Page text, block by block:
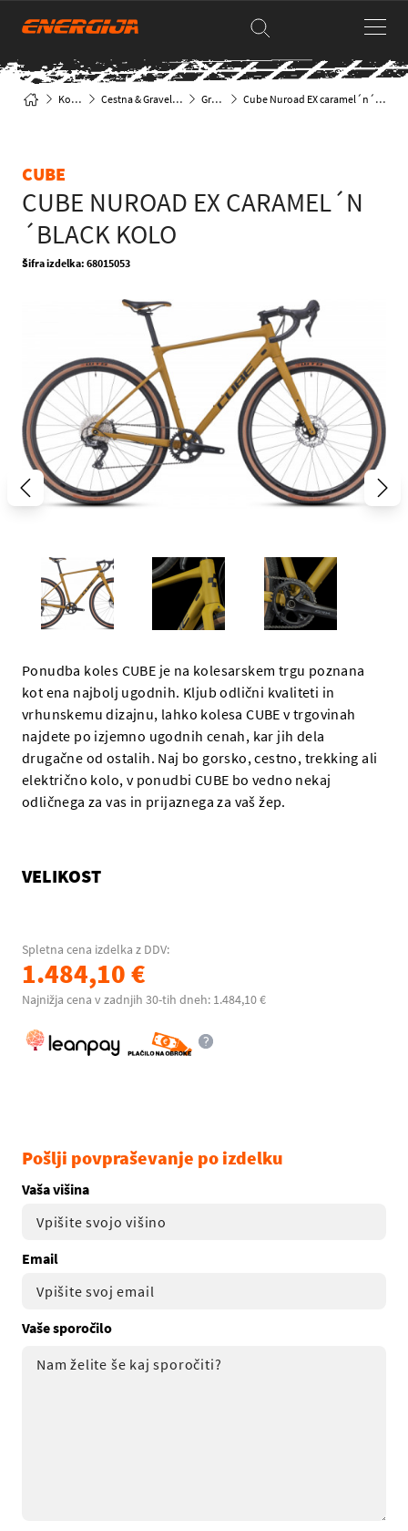
Kolesa Cestna & Gravel kolesa Gravel Cube Nuroad EX caramel´n´black kolo
CUBE
CUBE NUROAD EX CARAMEL´N
´BLACK KOLO
Šifra izdelka: 68015053
Ponudba koles CUBE je na kolesarskem trgu poznana
kot ena najbolj ugodnih. Kljub odlični kvaliteti in
vrhunskemu dizajnu, lahko kolesa CUBE v trgovinah
najdete po izjemno ugodnih cenah, kar jih dela
drugačne od ostalih. Naj bo gorsko, cestno, trekking ali
električno kolo, v ponudbi CUBE bo vedno nekaj
odličnega za vas in prijaznega za vaš žep.
VELIKOST
Spletna cena izdelka z DDV:
1.484,10 €
Najnižja cena v zadnjih 30-tih dneh: 1.484,10 €
Pošlji povpraševanje po izdelku
Vaša višina
Email
Vaše sporočilo